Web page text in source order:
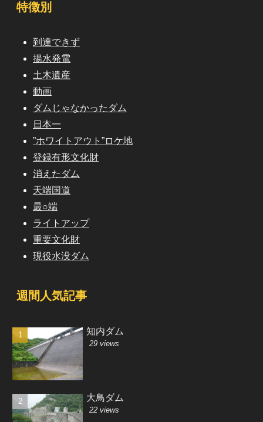
特徴別
到達できず
揚水発電
土木遺産
動画
ダムじゃなかったダム
日本一
”ホワイトアウト”ロケ地
登録有形文化財
消えたダム
天端国道
最○端
ライトアップ
重要文化財
現役水没ダム
週間人気記事
知内ダム
29 views
大鳥ダム
22 views